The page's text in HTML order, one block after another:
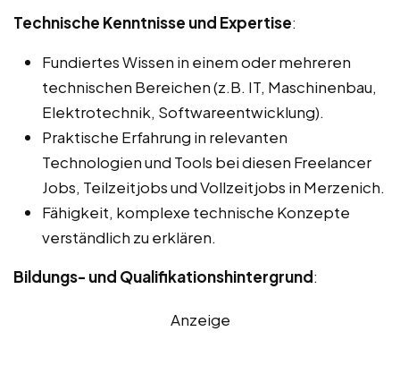
Technische Kenntnisse und Expertise:
Fundiertes Wissen in einem oder mehreren
technischen Bereichen (z.B. IT, Maschinenbau,
Elektrotechnik, Softwareentwicklung).
Praktische Erfahrung in relevanten
Technologien und Tools bei diesen Freelancer
Jobs, Teilzeitjobs und Vollzeitjobs in Merzenich.
Fähigkeit, komplexe technische Konzepte
verständlich zu erklären.
Bildungs- und Qualifikationshintergrund:
Anzeige